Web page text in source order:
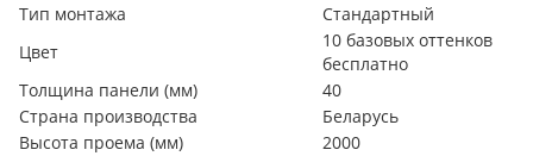
Тип монтажа
Стандартный
Цвет
10 базовых оттенков
бесплатно
Толщина панели (мм)
40
Страна производства
Беларусь
Высота проема (мм)
2000